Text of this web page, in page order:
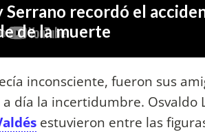
inconsciente, fueron sus
día la incertidumbre. Osvaldo
estuvieron entre las